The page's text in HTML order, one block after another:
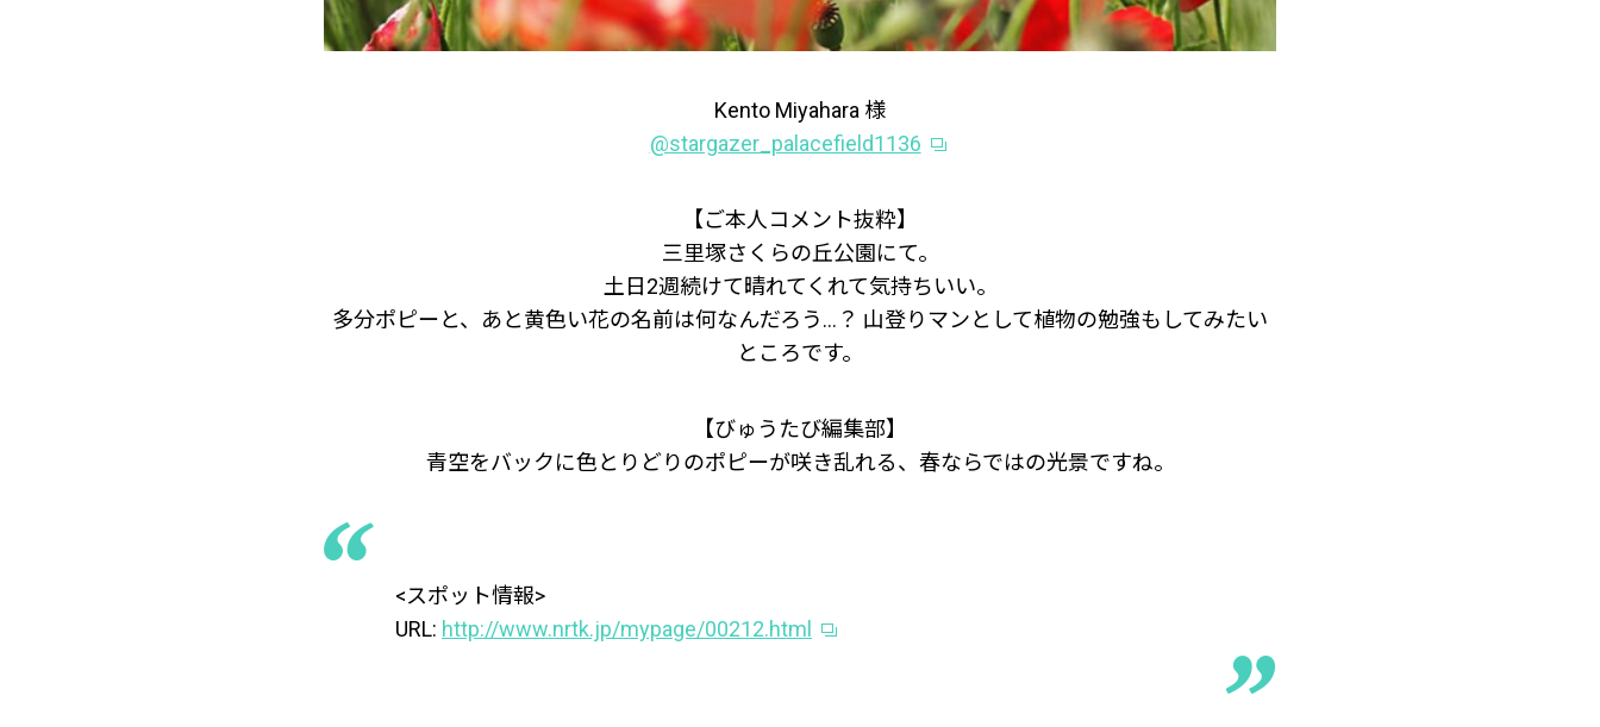
Kento Miyahara 様
@stargazer_palacefield1136
【ご本人コメント抜粋】
三里塚さくらの丘公園にて。
土日2週続けて晴れてくれて気持ちいい。
多分ポピーと、あと黄色い花の名前は何なんだろう…？ 山登りマンとして植物の勉強もしてみたい
ところです。
【びゅうたび編集部】
青空をバックに色とりどりのポピーが咲き乱れる、春ならではの光景ですね。
<スポット情報>
URL: http://www.nrtk.jp/mypage/00212.html